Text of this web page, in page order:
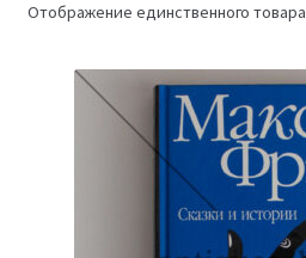
Отображение единственного товара